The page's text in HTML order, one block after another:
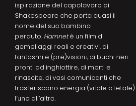
ispirazione del capolavoro di
Shakespeare che porta quasi il
nome del suo bambino
perduto. Hamnetè un film di
gemellaggi reali e creativi, di
fantasmi e (pre)visioni, di buchi neri
pronti ad inghiottire, di morti e
rinascite, di vasi comunicanti che
trasferiscono energia (vitale o letale)
l’uno all’altro.